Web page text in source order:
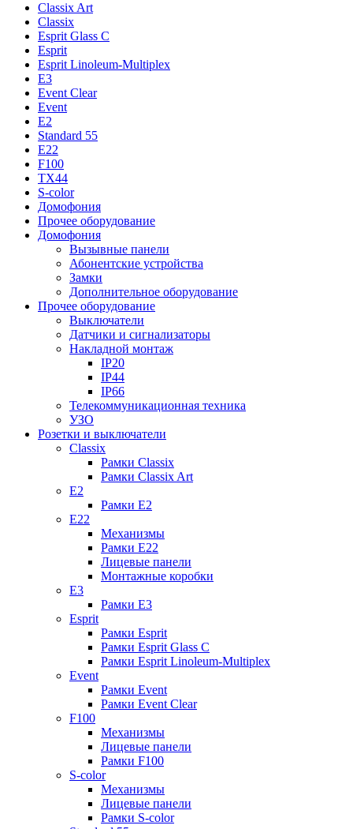
Classix Art
Classix
Esprit Glass C
Esprit
Esprit Linoleum-Multiplex
E3
Event Clear
Event
E2
Standard 55
E22
F100
TX44
S-color
Домофония
Прочее оборудование
Домофония
Вызывные панели
Абонентские устройства
Замки
Дополнительное оборудование
Прочее оборудование
Выключатели
Датчики и сигнализаторы
Накладной монтаж
IP20
IP44
IP66
Телекоммуникационная техника
УЗО
Розетки и выключатели
Classix
Рамки Classix
Рамки Classix Art
E2
Рамки E2
E22
Механизмы
Рамки E22
Лицевые панели
Монтажные коробки
E3
Рамки E3
Esprit
Рамки Esprit
Рамки Esprit Glass C
Рамки Esprit Linoleum-Multiplex
Event
Рамки Event
Рамки Event Clear
F100
Механизмы
Лицевые панели
Рамки F100
S-color
Механизмы
Лицевые панели
Рамки S-color